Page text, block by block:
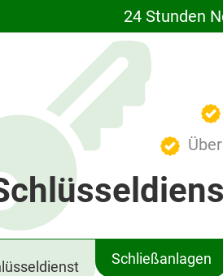
24 Stunden
Schließanlagen